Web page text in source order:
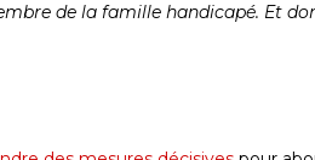
de la famille handicapé. Et